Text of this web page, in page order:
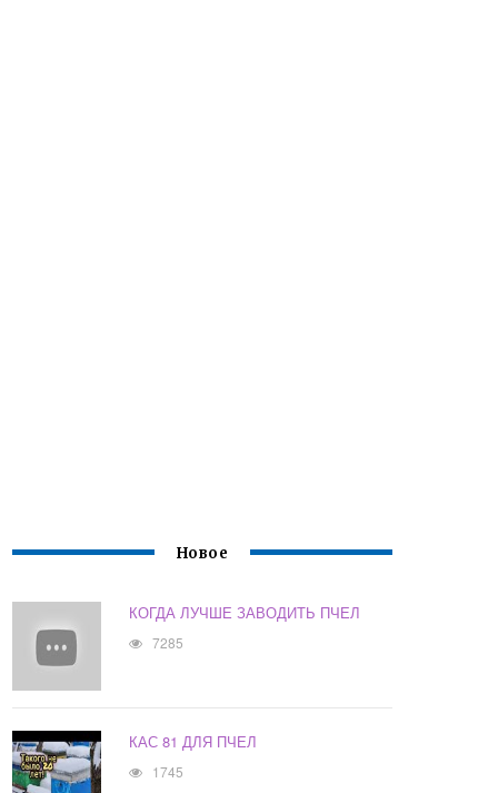
Новое
КОГДА ЛУЧШЕ ЗАВОДИТЬ ПЧЕЛ
7285
КАС 81 ДЛЯ ПЧЕЛ
1745